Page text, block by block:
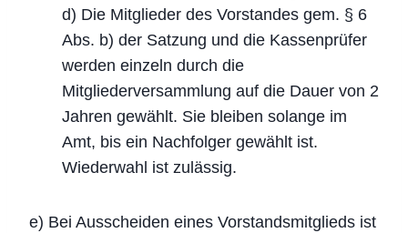
d) Die Mitglieder des Vorstandes gem. § 6
Abs. b) der Satzung und die Kassenprüfer
werden einzeln durch die
Mitgliederversammlung auf die Dauer von 2
Jahren gewählt. Sie bleiben solange im
Amt, bis ein Nachfolger gewählt ist.
Wiederwahl ist zulässig.
e) Bei Ausscheiden eines Vorstandsmitglieds ist